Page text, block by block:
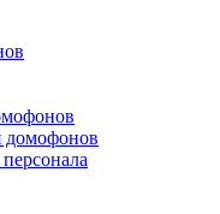
домофонов